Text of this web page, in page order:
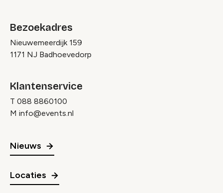
Bezoekadres
Nieuwemeerdijk 159
1171 NJ Badhoevedorp
Klantenservice
T 088 8860100
M info@events.nl
Nieuws
Locaties